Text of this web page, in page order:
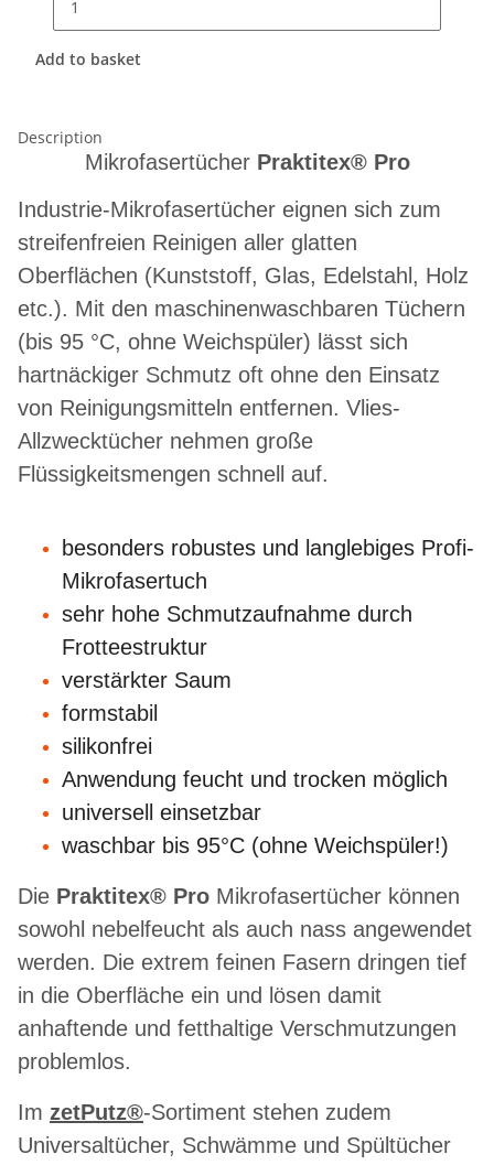
Add to basket
Description
Mikrofasertücher Praktitex® Pro
Industrie-Mikrofasertücher eignen sich zum
streifenfreien Reinigen aller glatten
Oberflächen (Kunststoff, Glas, Edelstahl, Holz
etc.). Mit den maschinenwaschbaren Tüchern
(bis 95 °C, ohne Weichspüler) lässt sich
hartnäckiger Schmutz oft ohne den Einsatz
von Reinigungsmitteln entfernen. Vlies-
Allzwecktücher nehmen große
Flüssigkeitsmengen schnell auf.
besonders robustes und langlebiges Profi-
Mikrofasertuch
sehr hohe Schmutzaufnahme durch
Frotteestruktur
verstärkter Saum
formstabil
silikonfrei
Anwendung feucht und trocken möglich
universell einsetzbar
waschbar bis 95°C (ohne Weichspüler!)
Die Praktitex® Pro Mikrofasertücher können
sowohl nebelfeucht als auch nass angewendet
werden. Die extrem feinen Fasern dringen tief
in die Oberfläche ein und lösen damit
anhaftende und fetthaltige Verschmutzungen
problemlos.
Im zetPutz®-Sortiment stehen zudem
Universaltücher, Schwämme und Spültücher